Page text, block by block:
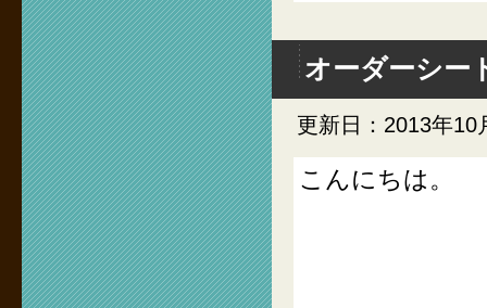
オーダーシー
更新日：2013年10
こんにちは。